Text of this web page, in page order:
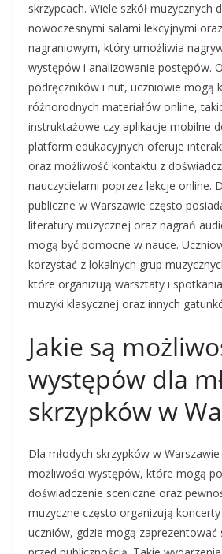
skrzypcach. Wiele szkół muzycznych
nowoczesnymi salami lekcyjnymi
nagraniowym, który umożliwia
występów i analizowanie postępów.
podręczników i nut, uczniowie mogą
różnorodnych materiałów online,
instruktażowe czy aplikacje mobilne
platform edukacyjnych oferuje
oraz możliwość kontaktu z
nauczycielami poprzez lekcje online.
publiczne w Warszawie często
literatury muzycznej oraz nagrań
mogą być pomocne w nauce.
korzystać z lokalnych grup
które organizują warsztaty i
muzyki klasycznej oraz innych
Jakie są
występów dla
skrzypków w
Dla młodych skrzypków w
możliwości występów, które mogą
doświadczenie sceniczne oraz
muzyczne często organizują
uczniów, gdzie mogą